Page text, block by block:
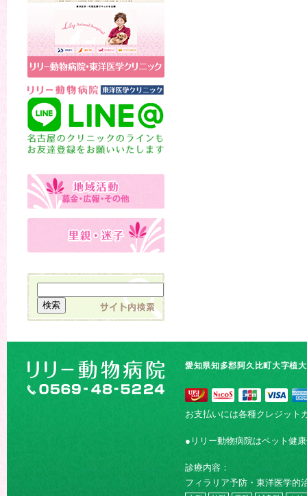
愛知県知多郡阿久比町大字植
お支払いには各種クレジット
●リリー動物病院はペット健
診療内容：
フィラリア予防・東洋医学的